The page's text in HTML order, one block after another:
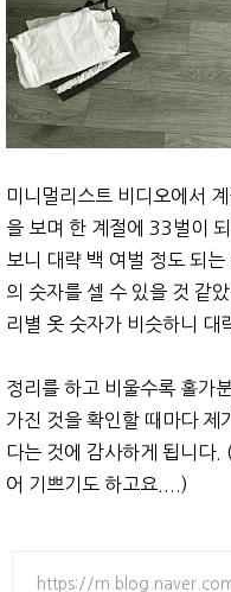
미니멀리스트 비디오에서
을 보며 한 계절에 33벌이
보니 대략 백 여벌 정도 되
의 숫자를 셀 수 있을 것 같
리별 옷 숫자가 비슷하니 대
정리를 하고 비울수록 홀가
가진 것을 확인할 때마다 제
다는 것에 감사하게 됩니다.
어 기쁘기도 하고요....)
https://